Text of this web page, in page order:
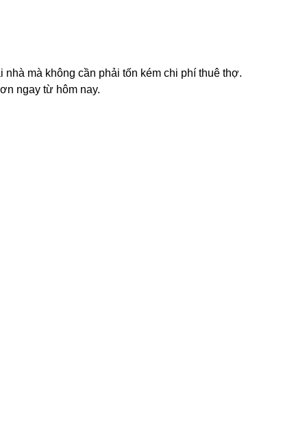
mà không cần phải tốn kém chi phí thuê thợ.
ngay từ hôm nay.